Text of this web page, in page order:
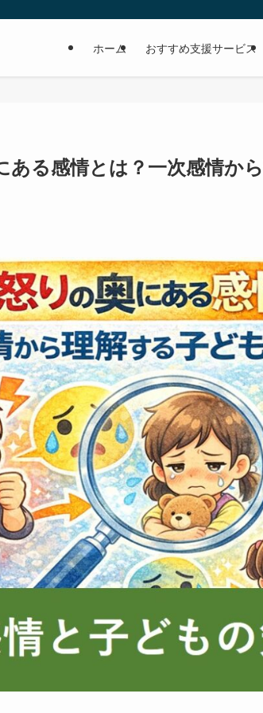
ホーム おすすめ支援サービス
ある感情とは？一次感情か